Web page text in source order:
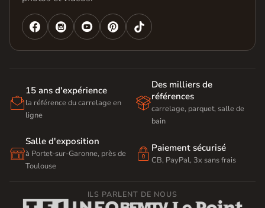
   

15 ans d'expérience
la référence du carrelage en
ligne

Des milliers de
références
carrelage, parquet, salle de
bain

Salle d'exposition
à Portet-sur-Garonne, près de
Toulouse
 Paiement sécurisé
CB, PayPal, 3x sans frais
ILS PARLENT DE NOUS